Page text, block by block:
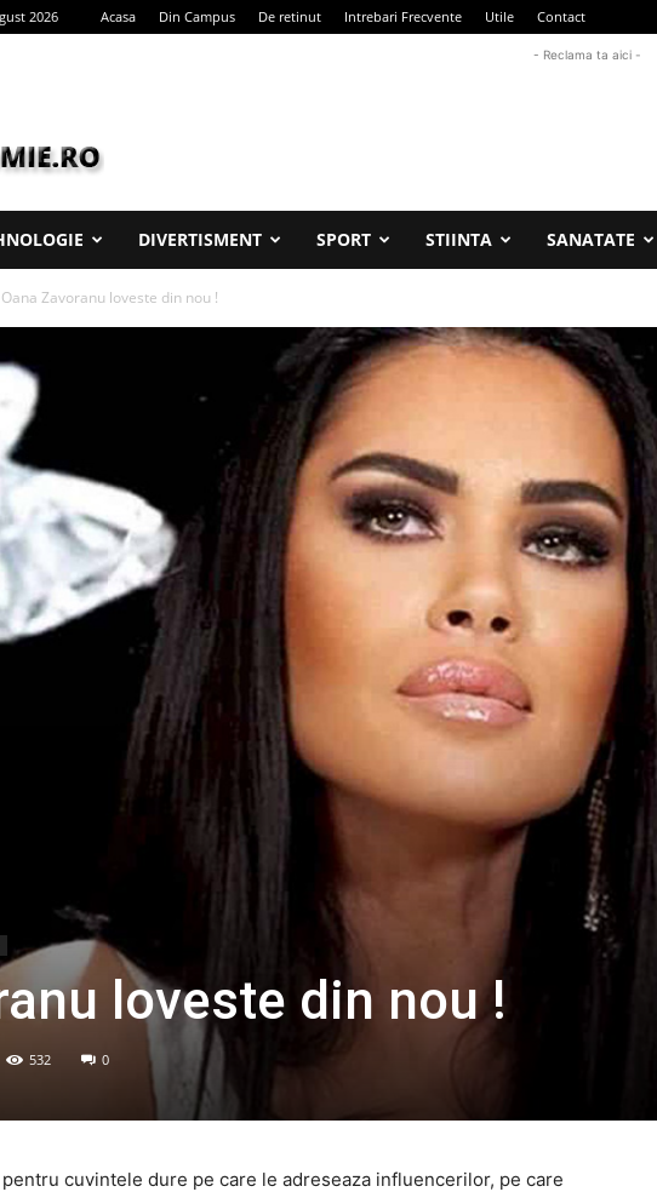
2026 Acasa Din Campus De retinut Intrebari Frecvente Utile Contact
- Reclama ta aici -
DIVERTISMENT SPORT STIINTA SANATATE
Oana Zavoranu loveste din nou !
loveste din nou !
532 0
cuvintele dure pe care le adreseaza influencerilor, pe care